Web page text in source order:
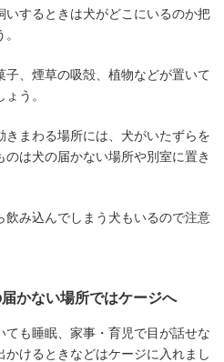
いするときは犬がどこにいるのか把
子、煙草の吸殻、植物などが置いて
う。
きまわる場所には、犬がいたずらを
のは犬の届かない場所や別室に置き
飲み込んでしまう犬もいるので注意
かない場所ではケージへ
ても睡眠、家事・育児で目が話せな
かけるときなどはケージに入れまし